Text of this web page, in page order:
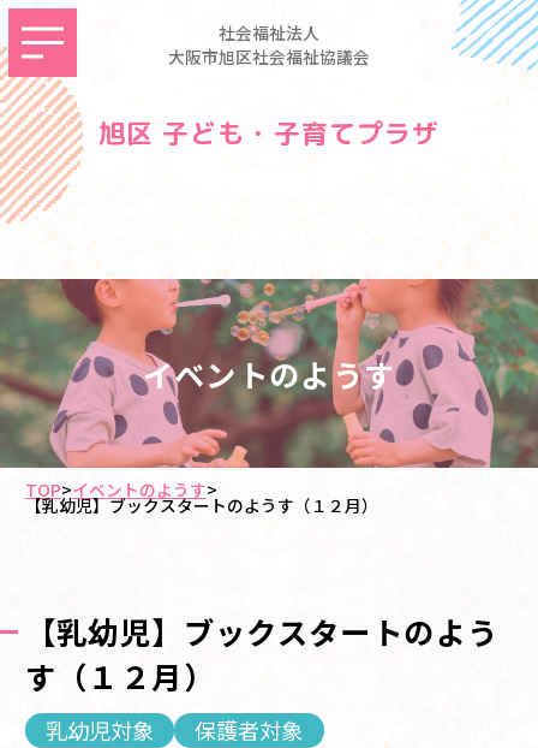
社会福祉法人
大阪市旭区社会福祉協議会
旭区 子ども・子育てプラザ
イベントのようす
TOP>イベントのようす>
【乳幼児】ブックスタートのようす（１２月）
【乳幼児】ブックスタートのよう
す（１２月）
乳幼児対象 保護者対象